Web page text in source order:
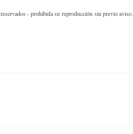
reservados - prohibida su reproducción sin previo aviso.